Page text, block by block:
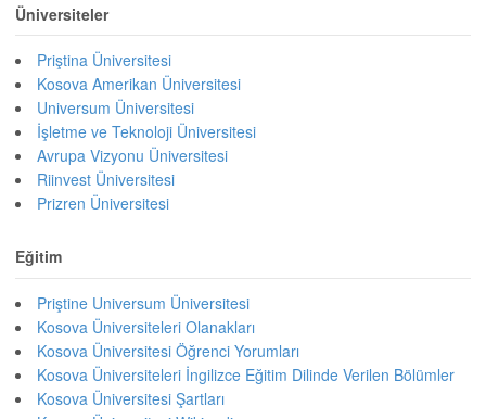
Üniversiteler
Priştina Üniversitesi
Kosova Amerikan Üniversitesi
Universum Üniversitesi
İşletme ve Teknoloji Üniversitesi
Avrupa Vizyonu Üniversitesi
Riinvest Üniversitesi
Prizren Üniversitesi
Eğitim
Priştine Universum Üniversitesi
Kosova Üniversiteleri Olanakları
Kosova Üniversitesi Öğrenci Yorumları
Kosova Üniversiteleri İngilizce Eğitim Dilinde Verilen Bölümler
Kosova Üniversitesi Şartları